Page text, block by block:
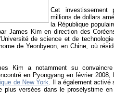
Cet
millions de dollars
la République
James Kim en direction des
de science et de
de Yeonbyeon, en Chine, où
Kim a notamment su
en Pyongyang en février 2008,
de New York. Il a également activé
plus versées dans le prosélystime